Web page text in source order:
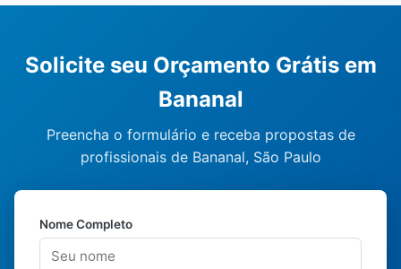
Solicite seu Orçamento Grátis em
Bananal
Preencha o formulário e receba propostas de
profissionais de Bananal, São Paulo
Nome Completo